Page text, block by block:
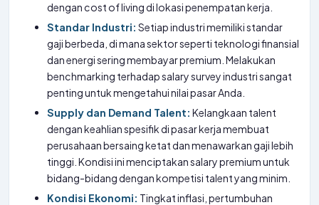
dengan cost of living di lokasi penempatan kerja.
Standar Industri: Setiap industri memiliki standar
gaji berbeda, di mana sektor seperti teknologi finansial
dan energi sering membayar premium. Melakukan
benchmarking terhadap salary survey industri sangat
penting untuk mengetahui nilai pasar Anda.
Supply dan Demand Talent: Kelangkaan talent
dengan keahlian spesifik di pasar kerja membuat
perusahaan bersaing ketat dan menawarkan gaji lebih
tinggi. Kondisi ini menciptakan salary premium untuk
bidang-bidang dengan kompetisi talent yang minim.
Kondisi Ekonomi: Tingkat inflasi, pertumbuhan